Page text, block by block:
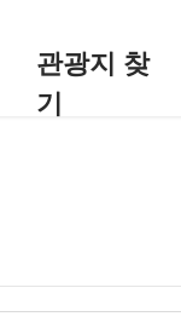
관광지 찾
기